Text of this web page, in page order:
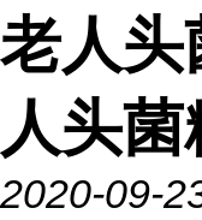
老人头
人头菌
2020-09-